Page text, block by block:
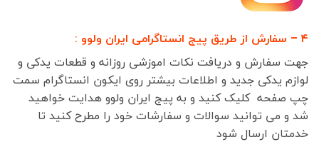
۴ – سفارش از طریق پیج انستاگرامی ایران ولوو :
جهت سفارش و دریافت نکات اموزشی روزانه و قطعات یدکی و
لوازم یدکی جدید و اطلاعات بیشتر روی ایکون انستاگرام سمت
چپ صفحه کلیک کنید و به پیج ایران ولوو هدایت خواهید
شد و می توانید سوالات و سفارشات خود را مطرح کنید تا
خدمتان ارسال شود